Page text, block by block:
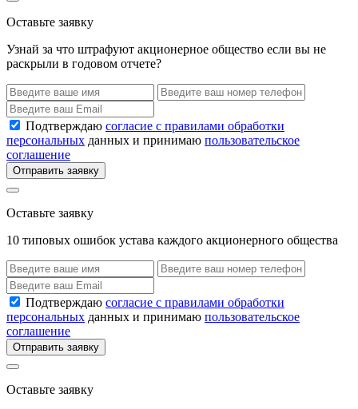
Оставьте заявку
Узнай за что штрафуют акционерное общество если вы не
раскрыли в годовом отчете?
Подтверждаю согласие с правилами обработки
персональных данных и принимаю пользовательское
соглашение
Отправить заявку
Оставьте заявку
10 типовых ошибок устава каждого акционерного общества
Подтверждаю согласие с правилами обработки
персональных данных и принимаю пользовательское
соглашение
Отправить заявку
Оставьте заявку